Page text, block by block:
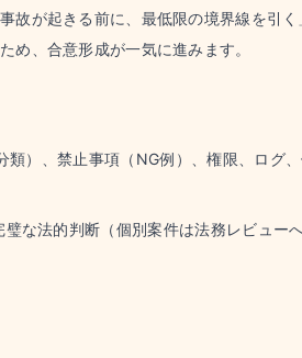
が起きる前に、最低限の境界線を引く
め、合意形成が一気に進みます。
）、禁止事項（NG例）、権限、ログ
な法的判断（個別案件は法務レビュー